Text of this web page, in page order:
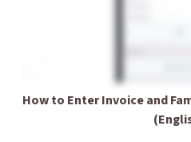
How to Enter Invoice and